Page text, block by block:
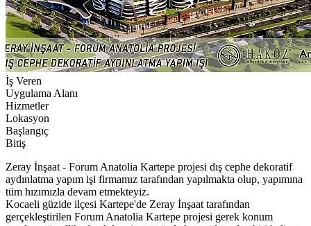
İş Veren
Uygulama Alanı
Hizmetler
Lokasyon
Başlangıç
Bitiş
Zeray İnşaat - Forum Anatolia Kartepe projesi dış cephe dekoratif
aydınlatma yapım işi firmamız tarafından yapılmakta olup, yapımına
tüm hızımızla devam etmekteyiz.
Kocaeli güzide ilçesi Kartepe'de Zeray İnşaat tarafından
gerçekleştirilen Forum Anatolia Kartepe projesi gerek konum